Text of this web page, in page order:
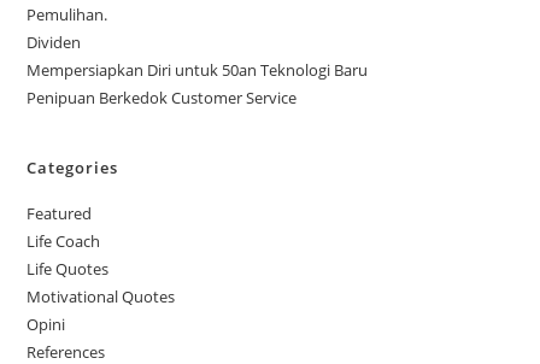
Pemulihan.
Dividen
Mempersiapkan Diri untuk 50an Teknologi Baru
Penipuan Berkedok Customer Service
Categories
Featured
Life Coach
Life Quotes
Motivational Quotes
Opini
References